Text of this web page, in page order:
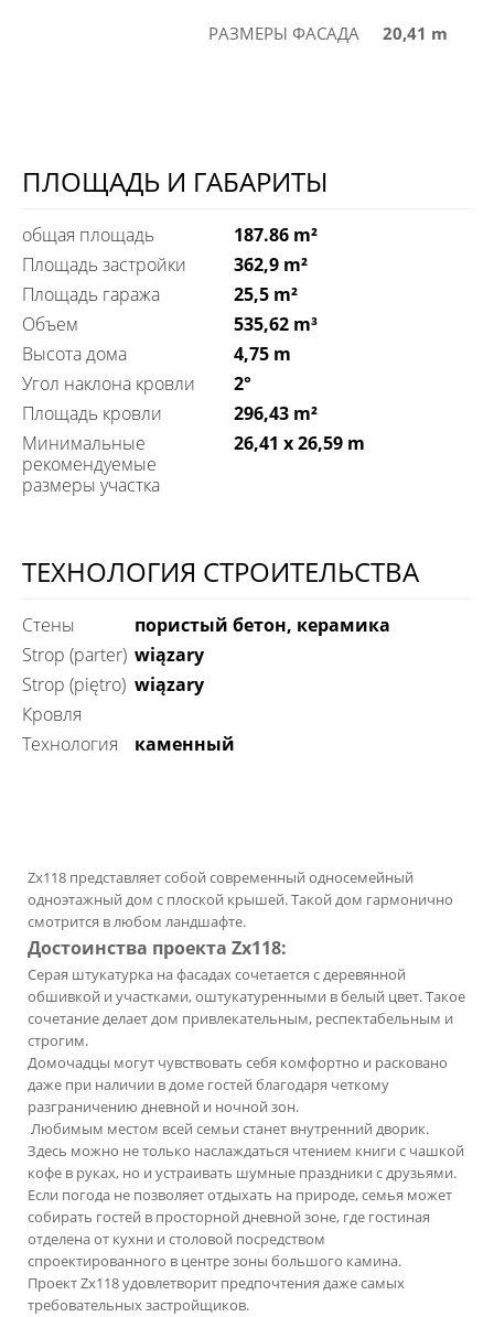
РАЗМЕРЫ ФАСАДА 20,41 m
ПЛОЩАДЬ И ГАБАРИТЫ
общая площадь
187.86 m²
Площадь застройки
362,9 m²
Площадь гаража
25,5 m²
Объем
535,62 m³
Высота дома
4,75 m
Угол наклона кровли
2°
Площадь кровли
296,43 m²
Минимальные
рекомендуемые
размеры участка
26,41 x 26,59 m
ТЕХНОЛОГИЯ СТРОИТЕЛЬСТВА
Стены
пористый бетон, керамика
Strop (parter) wiązary
Strop (piętro) wiązary
Кровля
технология
каменный
Zx118 представляет собой современный односемейный
одноэтажный дом с плоской крышей. Такой дом гармонично
смотрится в любом ландшафте.
Достоинства проекта Zx118:
Серая штукатурка на фасадах сочетается с деревянной
обшивкой и участками, оштукатуренными в белый цвет. Такое
сочетание делает дом привлекательным, респектабельным и
строгим.
Домочадцы могут чувствовать себя комфортно и расковано
даже при наличии в доме гостей благодаря четкому
разграничению дневной и ночной зон.
Любимым местом всей семьи станет внутренний дворик.
Здесь можно не только наслаждаться чтением книги с чашкой
кофе в руках, но и устраивать шумные праздники с друзьями.
Если погода не позволяет отдыхать на природе, семья может
собирать гостей в просторной дневной зоне, где гостиная
отделена от кухни и столовой посредством
спроектированного в центре зоны большого камина.
Проект Zx118 удовлетворит предпочтения даже самых
требовательных застройщиков.